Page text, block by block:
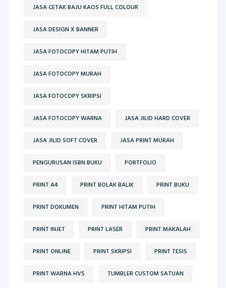
JASA CETAK BAJU KAOS FULL COLOUR
JASA DESIGN X BANNER
JASA FOTOCOPY HITAM PUTIH
JASA FOTOCOPY MURAH
JASA FOTOCOPY SKRIPSI
JASA FOTOCOPY WARNA JASA JILID HARD COVER
JASA JILID SOFT COVER JASA PRINT MURAH
PENGURUSAN ISBN BUKU PORTFOLIO
PRINT A4 PRINT BOLAK BALIK PRINT BUKU
PRINT DOKUMEN PRINT HITAM PUTIH
PRINT INJET PRINT LASER PRINT MAKALAH
PRINT ONLINE PRINT SKRIPSI PRINT TESIS
PRINT WARNA HVS TUMBLER CUSTOM SATUAN